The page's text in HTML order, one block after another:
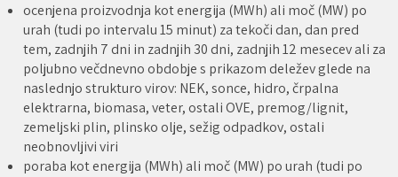
ocenjena proizvodnja kot energija (MWh) ali moč (MW) po
urah (tudi po intervalu 15 minut) za tekoči dan, dan pred
tem, zadnjih 7 dni in zadnjih 30 dni, zadnjih 12 mesecev ali za
poljubno večdnevno obdobje s prikazom deležev glede na
naslednjo strukturo virov: NEK, sonce, hidro, črpalna
elektrarna, biomasa, veter, ostali OVE, premog/lignit,
zemeljski plin, plinsko olje, sežig odpadkov, ostali
neobnovljivi viri
poraba kot energija (MWh) ali moč (MW) po urah (tudi po